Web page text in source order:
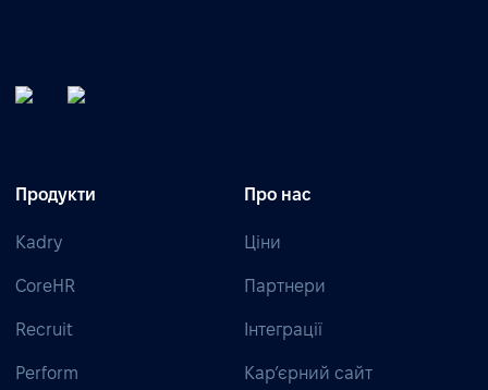
Продукти
Kadry
CoreHR
Recruit
Perform
Про нас
Ціни
Партнери
Інтеграції
Кар’єрний сайт